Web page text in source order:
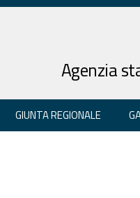
Agenzia
GIUNTA REGIONALE